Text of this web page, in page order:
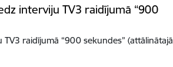
interviju TV3 raidījumā “900
raidījumā “900 sekundes” (attālinātajā